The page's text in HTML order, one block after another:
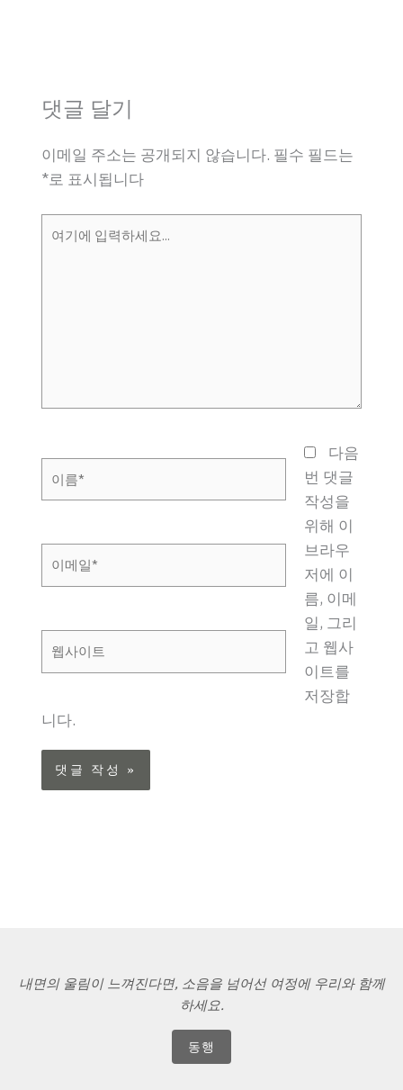
댓글 달기
이메일 주소는 공개되지 않습니다. 필수 필드는
*로 표시됩니다
*
사
트
다음
번 댓글
작성을
위해 이
브라우
저에 이
름, 이메
일, 그리
고 웹사
이트를
저장합
니다.
내면의 울림이 느껴진다면, 소음을 넘어선 여정에 우리와 함께
하세요.
동행